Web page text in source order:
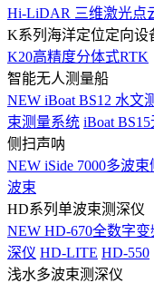
Hi-LiDAR 三维激光点
K系列海洋定位定向设
K20高精度分体式RTK
智能无人测量船
NEW iBoat BS12 水文
束测量系统 iBoat
侧扫声呐
NEW iSide 7000多波
波束
HD系列单波束测深仪
NEW HD-670全数字
深仪 HD-LITE HD-550
浅水多波束测深仪